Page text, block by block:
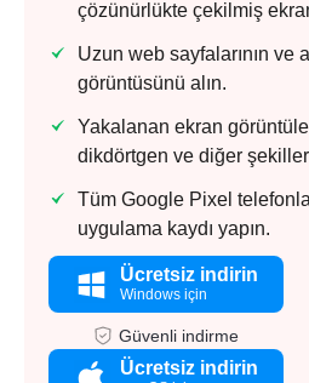
çözünürlükte çekilmiş
Uzun web sayfalarının ve
görüntüsünü alın.
Yakalanan ekran
dikdörtgen ve diğer
Tüm Google Pixel
uygulama kaydı yapın.
Ücretsiz indirin
Windows için
Güvenli indirme
Ücretsiz indirin